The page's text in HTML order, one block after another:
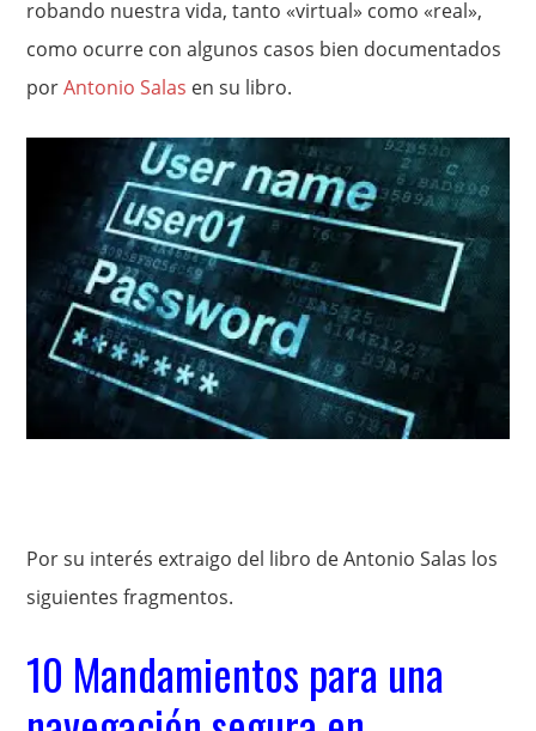
robando nuestra vida, tanto «virtual» como «real»,
como ocurre con algunos casos bien documentados
porAntonio Salas en su libro.
Por su interés extraigo del libro de Antonio Salas los
siguientes fragmentos.
10 Mandamientos para una